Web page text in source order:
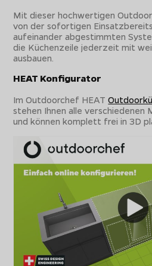
Mit dieser hochwertigen
von der sofortigen
aufeinander abgestimmten
die Küchenzeile jederzeit mit
ausbauen.
HEAT Konfigurator
Im Outdoorchef HEAT
stehen Ihnen alle verschiedenen
und können komplett frei in 3D